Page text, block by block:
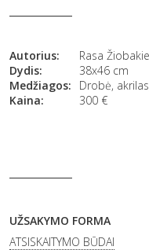
Autorius:
Rasa
Dydis:
38x46 cm
Medžiagos:
Drobė,
Kaina:
300 €
UŽSAKYMO FORMA
ATSISKAITYMO BŪDAI